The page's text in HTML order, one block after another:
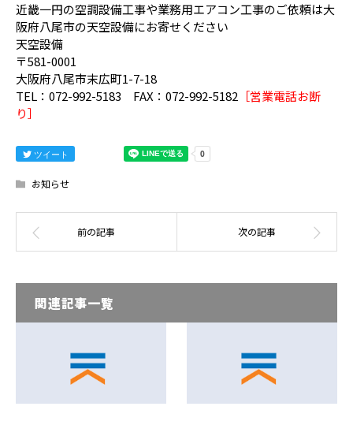
近畿一円の空調設備工事や業務用エアコン工事のご依頼は大
阪府八尾市の天空設備にお寄せください
天空設備
〒581-0001
大阪府八尾市末広町1-7-18
TEL：072-992-5183 FAX：072-992-5182 ［営業電話お断
り］
ツイート
お知らせ
関連記事一覧